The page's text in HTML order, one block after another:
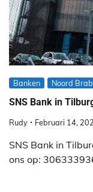
Banken Noord
SNS Bank in
Rudy Februari 14,
SNS Bank in
ons op: